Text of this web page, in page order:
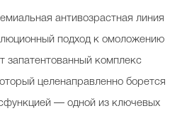
антивозрастная линия
подход к омоложению
запатентованный комплекс
целенаправленно борется
— одной из ключевых